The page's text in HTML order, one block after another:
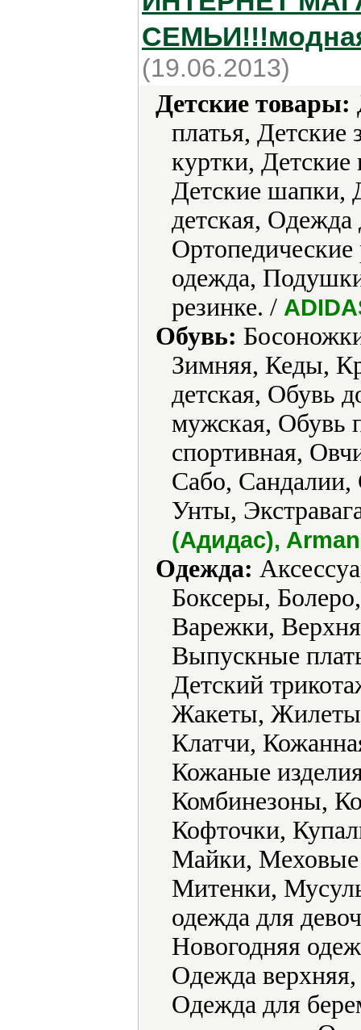
(19.06.2013)
Детские товары:
платья,
куртки, Детские
Детские шапки,
детская,
одежда,
резинке. /
Обувь:
Зимняя, Кеды,
детская, Обувь
мужская, Обувь
спортивная,
Сабо,
Унты,
(Адидас),
Одежда:
Боксеры,
Варежки,
Выпускные
Детский
Жакеты,
Клатчи,
Кожаные
Комбинезоны,
Кофточки,
Майки, Меховые
Митенки,
одежда для
Новогодняя
Одежда
Одежда для